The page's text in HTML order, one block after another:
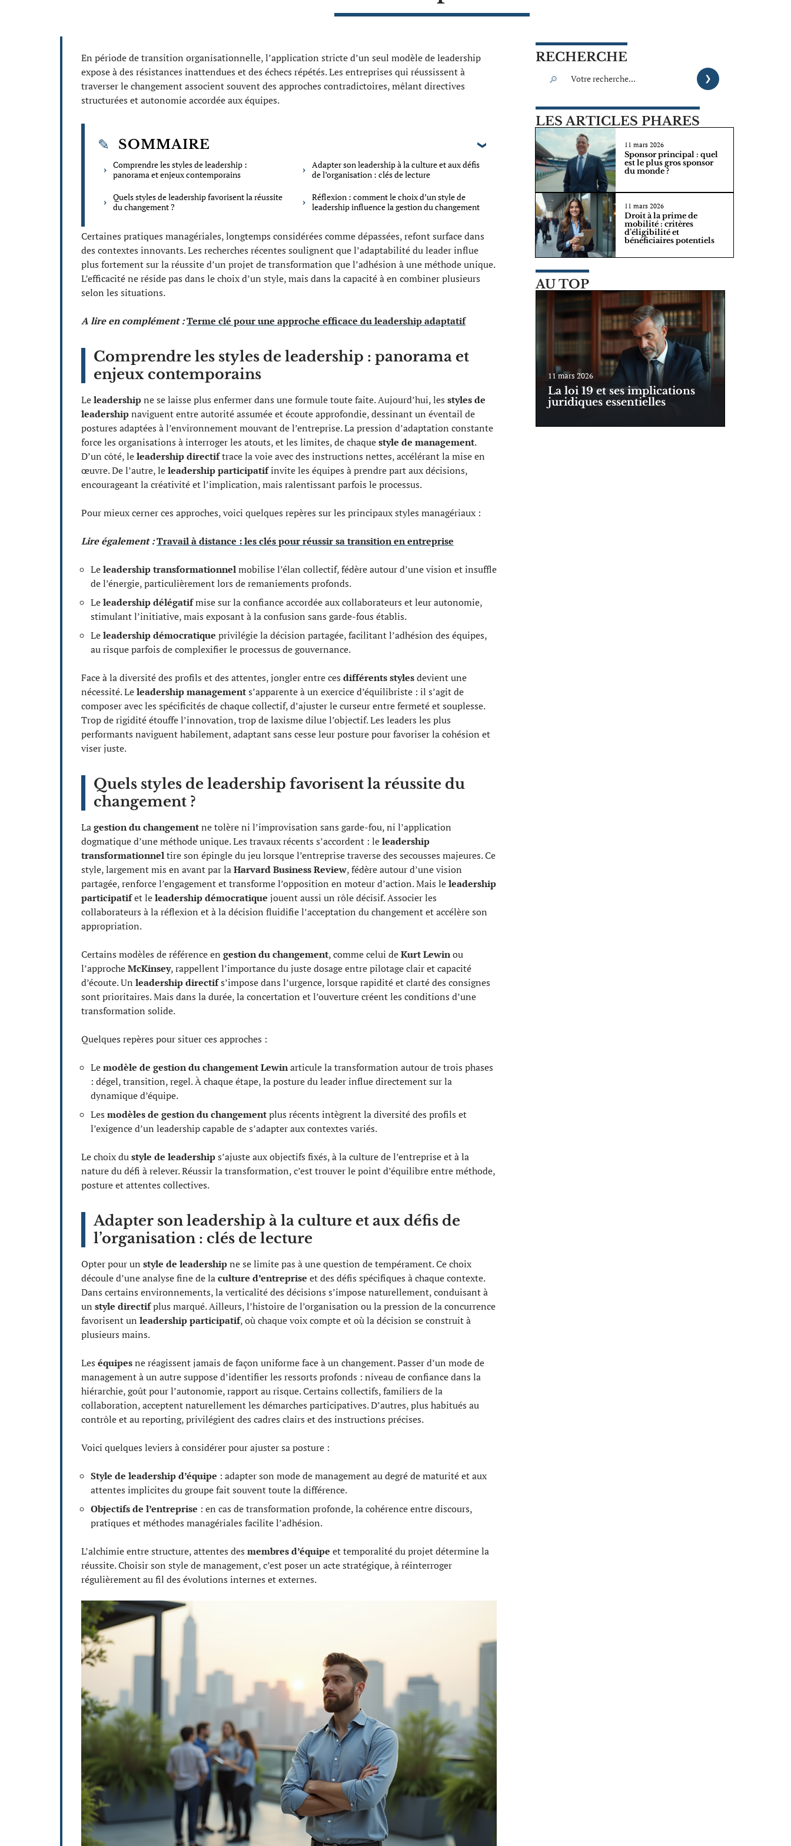
En période de transition organisationnelle, l’application stricte d’un seul modèle de leadership
expose à des résistances inattendues et des échecs répétés. Les entreprises qui réussissent à
traverser le changement associent souvent des approches contradictoires, mêlant directives
structurées et autonomie accordée aux équipes.
SOMMAIRE
Comprendre les styles de leadership :
panorama et enjeux contemporains
Quels styles de leadership favorisent la réussite
du changement ?
Adapter son leadership à la culture et aux défis
de l’organisation : clés de lecture
Réflexion : comment le choix d’un style de
leadership influence la gestion du changement
Certaines pratiques managériales, longtemps considérées comme dépassées, refont surface dans
des contextes innovants. Les recherches récentes soulignent que l’adaptabilité du leader influe
plus fortement sur la réussite d’un projet de transformation que l’adhésion à une méthode unique.
L’efficacité ne réside pas dans le choix d’un style, mais dans la capacité à en combiner plusieurs
selon les situations.
A lire en complément :Terme clé pour une approche efficace du leadership adaptatif
Comprendre les styles de leadership : panorama et
enjeux contemporains
Leleadershipne se laisse plus enfermer dans une formule toute faite. Aujourd’hui, les styles de
leadershipnaviguent entre autorité assumée et écoute approfondie, dessinant un éventail de
postures adaptées à l’environnement mouvant de l’entreprise. La pression d’adaptation constante
force les organisations à interroger les atouts, et les limites, de chaquestyle de management.
D’un côté, leleadership directiftrace la voie avec des instructions nettes, accélérant la mise en
œuvre. De l’autre, leleadership participatifinvite les équipes à prendre part aux décisions,
encourageant la créativité et l’implication, mais ralentissant parfois le processus.
Pour mieux cerner ces approches, voici quelques repères sur les principaux styles managériaux :
Lire également :Travail à distance : les clés pour réussir sa transition en entreprise
Leleadership transformationnelmobilise l’élan collectif, fédère autour d’une vision et insuffle
de l’énergie, particulièrement lors de remaniements profonds.
Leleadership délégatifmise sur la confiance accordée aux collaborateurs et leur autonomie,
stimulant l’initiative, mais exposant à la confusion sans garde-fous établis.
Leleadership démocratique privilégie la décision partagée, facilitant l’adhésion des équipes,
au risque parfois de complexifier le processus de gouvernance.
Face à la diversité des profils et des attentes, jongler entre ces différents stylesdevient une
nécessité. Leleadership managements’apparente à un exercice d’équilibriste : il s’agit de
composer avec les spécificités de chaque collectif, d’ajuster le curseur entre fermeté et souplesse.
Trop de rigidité étouffe l’innovation, trop de laxisme dilue l’objectif. Les leaders les plus
performants naviguent habilement, adaptant sans cesse leur posture pour favoriser la cohésion et
viser juste.
Quels styles de leadership favorisent la réussite du
changement ?
Lagestion du changementne tolère ni l’improvisation sans garde-fou, ni l’application
dogmatique d’une méthode unique. Les travaux récents s’accordent : leleadership
transformationneltire son épingle du jeu lorsque l’entreprise traverse des secousses majeures. Ce
style, largement mis en avant par laHarvard Business Review, fédère autour d’une vision
partagée, renforce l’engagement et transforme l’opposition en moteur d’action. Mais leleadership
participatifet leleadership démocratique jouent aussi un rôle décisif. Associer les
collaborateurs à la réflexion et à la décision fluidifie l’acceptation du changement et accélère son
appropriation.
Certains modèles de référence en gestion du changement, comme celui deKurt Lewinou
l’approcheMcKinsey, rappellent l’importance du juste dosage entre pilotage clair et capacité
d’écoute. Un leadership directifs’impose dans l’urgence, lorsque rapidité et clarté des consignes
sont prioritaires. Mais dans la durée, la concertation et l’ouverture créent les conditions d’une
transformation solide.
Quelques repères pour situer ces approches :
Lemodèle de gestion du changement Lewinarticule la transformation autour de trois phases
: dégel, transition, regel. À chaque étape, la posture du leader influe directement sur la
dynamique d’équipe.
Les modèles de gestion du changementplus récents intègrent la diversité des profils et
l’exigence d’un leadership capable de s’adapter aux contextes variés.
Le choix dustyle de leaderships’ajuste aux objectifs fixés, à la culture de l’entreprise et à la
nature du défi à relever. Réussir la transformation, c’est trouver le point d’équilibre entre méthode,
posture et attentes collectives.
Adapter son leadership à la culture et aux défis de
l’organisation : clés de lecture
Opter pour un style de leadershipne se limite pas à une question de tempérament. Ce choix
découle d’une analyse fine de laculture d’entreprise et des défis spécifiques à chaque contexte.
Dans certains environnements, la verticalité des décisions s’impose naturellement, conduisant à
un style directifplus marqué. Ailleurs, l’histoire de l’organisation ou la pression de la concurrence
favorisent un leadership participatif, où chaque voix compte et où la décision se construit à
plusieurs mains.
Les équipesne réagissent jamais de façon uniforme face à un changement. Passer d’un mode de
management à un autre suppose d’identifier les ressorts profonds : niveau de confiance dans la
hiérarchie, goût pour l’autonomie, rapport au risque. Certains collectifs, familiers de la
collaboration, acceptent naturellement les démarches participatives. D’autres, plus habitués au
contrôle et au reporting, privilégient des cadres clairs et des instructions précises.
Voici quelques leviers à considérer pour ajuster sa posture :
Style de leadership d’équipe : adapter son mode de management au degré de maturité et aux
attentes implicites du groupe fait souvent toute la différence.
Objectifs de l’entreprise : en cas de transformation profonde, la cohérence entre discours,
pratiques et méthodes managériales facilite l’adhésion.
L’alchimie entre structure, attentes des membres d’équipe et temporalité du projet détermine la
réussite. Choisir son style de management, c’est poser un acte stratégique, à réinterroger
régulièrement au fil des évolutions internes et externes.
RECHERCHE
LES ARTICLES PHARES
11 mars 2026
Sponsor principal : quel
est le plus gros sponsor
du monde ?
11 mars 2026
Droit à la prime de
mobilité : critères
d’éligibilité et
bénéficiaires potentiels
AU TOP
11 mars 2026
La loi 19 et ses implications
juridiques essentielles